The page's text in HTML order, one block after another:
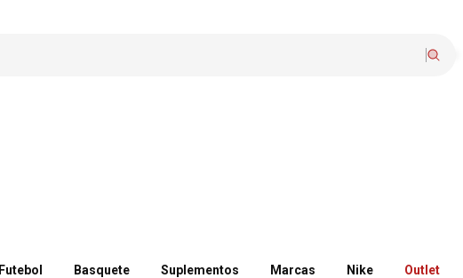
Futebol Basquete Suplementos Marcas Nike Outlet